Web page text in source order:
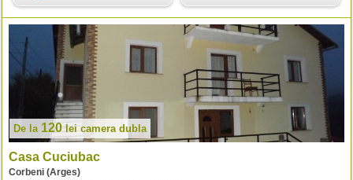
De la 120 lei camera dubla
Casa Cuciubac
Corbeni (Arges)